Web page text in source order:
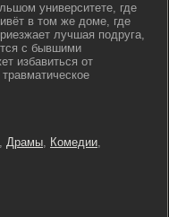
университете, где
в том же доме, где
лучшая подруга,
с бывшими
избавиться от
, Драмы, Комедии,